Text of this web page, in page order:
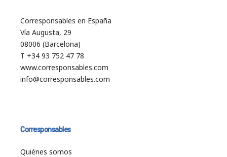
Corresponsables en España
Vía Augusta, 29
08006 (Barcelona)
T +34 93 752 47 78
www.corresponsables.com
info@corresponsables.com
Corresponsables
Quiénes somos